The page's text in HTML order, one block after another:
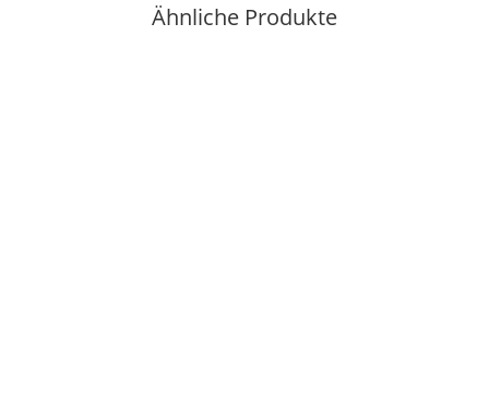
Ähnliche Produkte